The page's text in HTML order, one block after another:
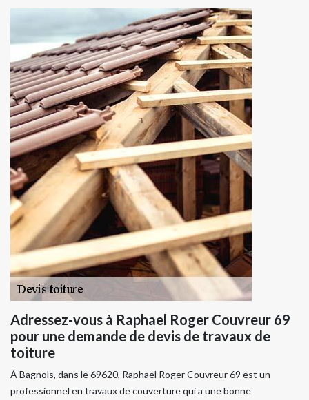
Adressez-vous à Raphael Roger Couvreur 69
pour une demande de devis de travaux de
toiture
À Bagnols, dans le 69620, Raphael Roger Couvreur 69 est un
professionnel en travaux de couverture qui a une bonne